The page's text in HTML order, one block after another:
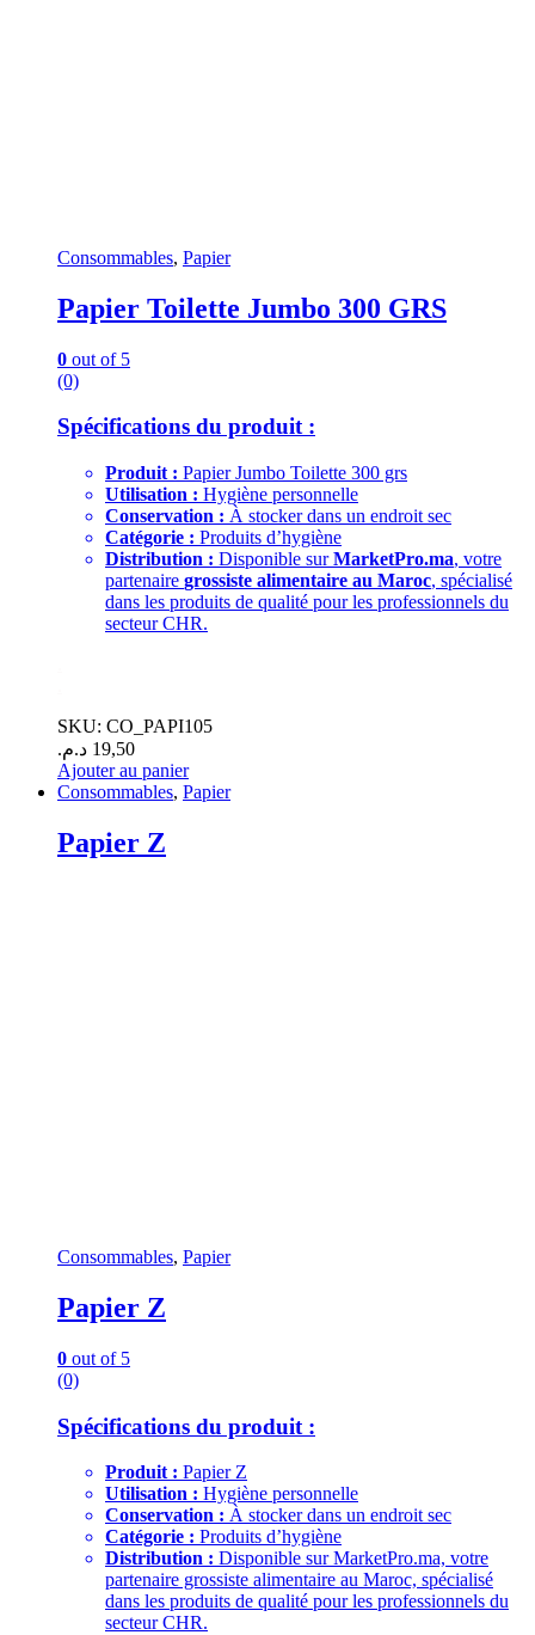
Consommables, Papier
Papier Toilette Jumbo 300 GRS
0 out of 5
(0)
Spécifications du produit :
Produit : Papier Jumbo Toilette 300 grs
Utilisation : Hygiène personnelle
Conservation : À stocker dans un endroit sec
Catégorie : Produits d’hygiène
Distribution : Disponible surMarketPro.ma, votre
partenaire grossiste alimentaire au Maroc, spécialisé
dans les produits de qualité pour les professionnels du
secteur CHR.
SKU: CO_PAPI105
19,50 د.م.
Ajouter au panier
Consommables, Papier
Papier Z
Consommables, Papier
Papier Z
0 out of 5
(0)
Spécifications du produit :
Produit : Papier Z
Utilisation : Hygiène personnelle
Conservation : À stocker dans un endroit sec
Catégorie : Produits d’hygiène
Distribution : Disponible sur MarketPro.ma, votre
partenaire grossiste alimentaire au Maroc, spécialisé
dans les produits de qualité pour les professionnels du
secteur CHR.